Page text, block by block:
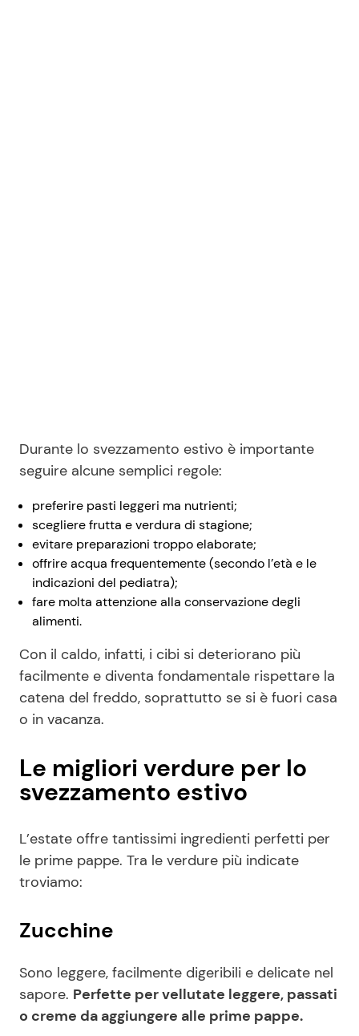
Durante lo svezzamento estivo è importante
seguire alcune semplici regole:
preferire pasti leggeri ma nutrienti;
scegliere frutta e verdura di stagione;
evitare preparazioni troppo elaborate;
offrire acqua frequentemente (secondo l’età e le
indicazioni del pediatra);
fare molta attenzione alla conservazione degli
alimenti.
Con il caldo, infatti, i cibi si deteriorano più
facilmente e diventa fondamentale rispettare la
catena del freddo, soprattutto se si è fuori casa
o in vacanza.
Le migliori verdure per lo
svezzamento estivo
L’estate offre tantissimi ingredienti perfetti per
le prime pappe. Tra le verdure più indicate
troviamo:
Zucchine
Sono leggere, facilmente digeribili e delicate nel
sapore. Perfette per vellutate leggere, passati
o creme da aggiungere alle prime pappe.